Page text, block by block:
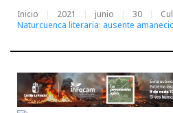
Inicio 2021 junio 30
Naturcuenca literaria: ausente